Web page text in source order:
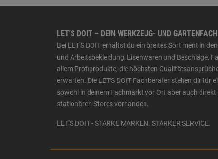
LET'S DOIT – DEIN WERKZEUG- UND
Bei LET'S DOIT erhältst du ein breites Sortiment in
und Arbeitsbekleidung, Eisenwaren und Beschläge,
allem Profiprodukte, die höchsten
erwarten. Die LET'S DOIT Fachberater stehen dir für
sowohl in deinem Fachmarkt vor Ort aber auch
stationären Stores vorhanden.
LET'S DOIT - STARKE MARKEN. STARKER SERVICE.